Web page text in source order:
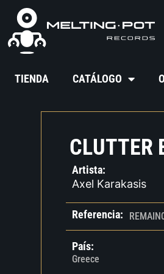
TIENDA CATÁLOGO
CLUTTER
Artista:
Axel Karakasis
Referencia:
País:
Greece